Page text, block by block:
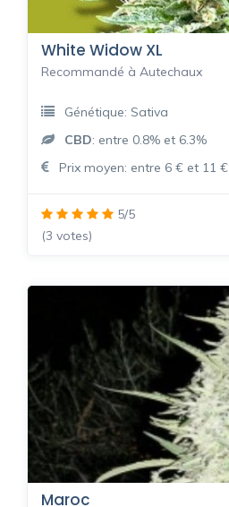
White Widow XL
Recommandé à Autechaux
Génétique: Sativa
CBD: entre 0.8% et 6.3%
Prix moyen: entre 6 € et 11 €
5/5
(3 votes)
Maroc